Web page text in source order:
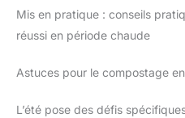
Mis en pratique : conseils
réussi en période chaude
Astuces pour le compostage
L’été pose des défis